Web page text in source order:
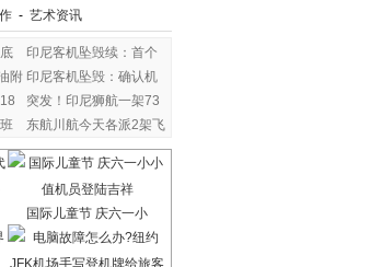
- 艺术资讯
印尼客机坠毁续：首个
附 印尼客机坠毁：确认机
突发！印尼狮航一架73
东航川航今天各派2架飞
国际儿童节 庆六一小